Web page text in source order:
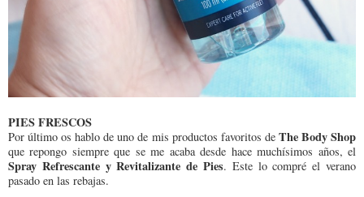
PIES FRESCOS
Por último os hablo de uno de mis productos favoritos de The Body Shop
que repongo siempre que se me acaba desde hace muchísimos años, el
Spray Refrescante y Revitalizante de Pies. Este lo compré el verano
pasado en las rebajas.